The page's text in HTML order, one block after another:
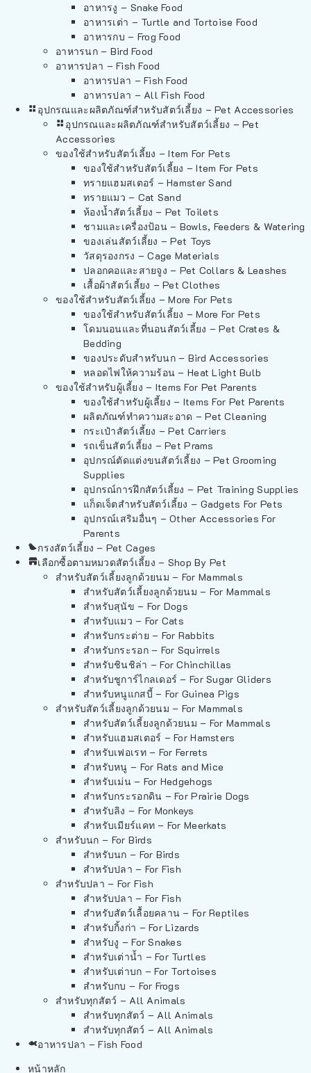
อาหารงู – Snake Food
อาหารเต่า – Turtle and Tortoise Food
อาหารกบ – Frog Food
อาหารนก – Bird Food
อาหารปลา – Fish Food
อาหารปลา – Fish Food
อาหารปลา – All Fish Food
อุปกรณและผลิตภัณฑ์สำหรับสัตว์เลี้ยง – Pet Accessories
อุปกรณและผลิตภัณฑ์สำหรับสัตว์เลี้ยง – Pet
Accessories
ของใช้สำหรับสัตว์เลี้ยง – Item For Pets
ของใช้สำหรับสัตว์เลี้ยง – Item For Pets
ทรายแฮมสเตอร์ – Hamster Sand
ทรายแมว – Cat Sand
ห้องน้ำสัตว์เลี้ยง – Pet Toilets
ชามและเครื่องป้อน – Bowls, Feeders & Watering
ของเล่นสัตว์เลี้ยง – Pet Toys
วัสดุรองกรง – Cage Materials
ปลอกคอและสายจูง – Pet Collars & Leashes
เสื้อผ้าสัตว์เลี้ยง – Pet Clothes
ของใช้สำหรับสัตว์เลี้ยง – More For Pets
ของใช้สำหรับสัตว์เลี้ยง – More For Pets
โดมนอนและที่นอนสัตว์เลี้ยง – Pet Crates &
Bedding
ของประดับสำหรับนก – Bird Accessories
หลอดไฟให้ความร้อน – Heat Light Bulb
ของใช้สำหรับผู้เลี้ยง – Items For Pet Parents
ของใช้สำหรับผู้เลี้ยง – Items For Pet Parents
ผลิตภัณฑ์ทำความสะอาด – Pet Cleaning
กระเป๋าสัตว์เลี้ยง – Pet Carriers
รถเข็นสัตว์เลี้ยง – Pet Prams
อุปกรณ์ตัดแต่งขนสัตว์เลี้ยง – Pet Grooming
Supplies
อุปกรณ์การฝึกสัตว์เลี้ยง – Pet Training Supplies
แก็ดเจ็ตสำหรับสัตว์เลี้ยง – Gadgets For Pets
อุปกรณ์เสริมอื่นๆ – Other Accessories For
Parents
กรงสัตว์เลี้ยง – Pet Cages
เลือกซื้อตามหมวดสัตว์เลี้ยง – Shop By Pet
สำหรับสัตว์เลี้ยงลูกด้วยนม – For Mammals
สำหรับสัตว์เลี้ยงลูกด้วยนม – For Mammals
สำหรับสุนัข – For Dogs
สำหรับแมว – For Cats
สำหรับกระต่าย – For Rabbits
สำหรับกระรอก – For Squirrels
สำหรับชินชิล่า – For Chinchillas
สำหรับชูการ์ไกลเดอร์ – For Sugar Gliders
สำหรับหนูแกสบี้ – For Guinea Pigs
สำหรับสัตว์เลี้ยงลูกด้วยนม – For Mammals
สำหรับสัตว์เลี้ยงลูกด้วยนม – For Mammals
สำหรับแฮมสเตอร์ – For Hamsters
สำหรับเฟอเรท – For Ferrets
สำหรับหนู – For Rats and Mice
สำหรับเม่น – For Hedgehogs
สำหรับกระรอกดิน – For Prairie Dogs
สำหรับลิง – For Monkeys
สำหรับเมียร์แคท – For Meerkats
สำหรับนก – For Birds
สำหรับนก – For Birds
สำหรับปลา – For Fish
สำหรับปลา – For Fish
สำหรับปลา – For Fish
สำหรับสัตว์เลื้อยคลาน – For Reptiles
สำหรับกิ้งก่า – For Lizards
สำหรับงู – For Snakes
สำหรับเต่าน้ำ – For Turtles
สำหรับเต่าบก – For Tortoises
สำหรับกบ – For Frogs
สำหรับทุกสัตว์ – All Animals
สำหรับทุกสัตว์ – All Animals
สำหรับทุกสัตว์ – All Animals
อาหารปลา – Fish Food
หน้าหลัก